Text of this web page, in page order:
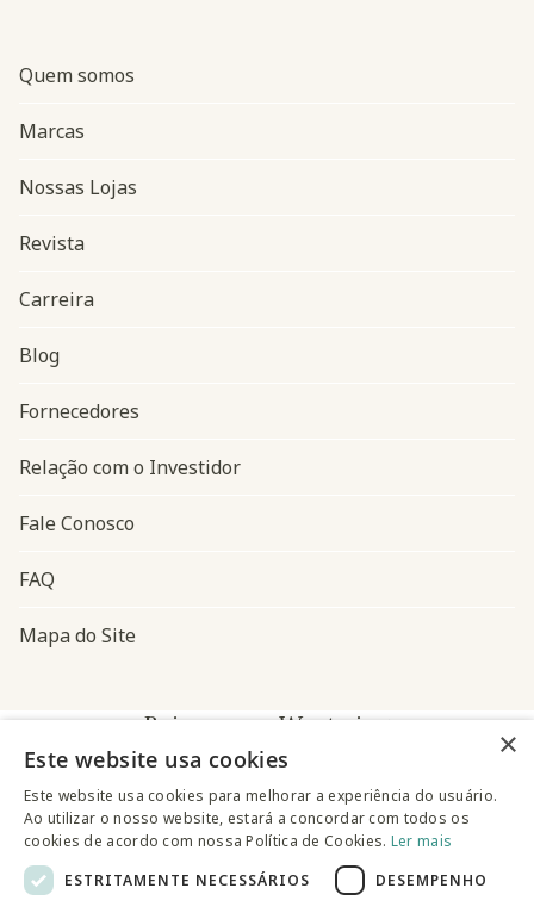
Navegação do rodapé
Quem somos
Marcas
Nossas Lojas
Revista
Carreira
Blog
Fornecedores
Relação com o Investidor
Fale Conosco
FAQ
Mapa do Site
Baixe o app Westwing
×
Este website usa cookies
Este website usa cookies para melhorar a experiência do usuário.
Ao utilizar o nosso website, estará a concordar com todos os
cookies de acordo com nossa Política de Cookies. Ler mais
ESTRITAMENTE NECESSÁRIOS
DESEMPENHO